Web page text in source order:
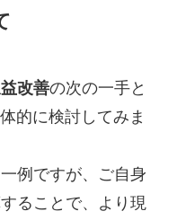
改善の次の一手と
的に検討してみま
例ですが、ご自身
ることで、より現